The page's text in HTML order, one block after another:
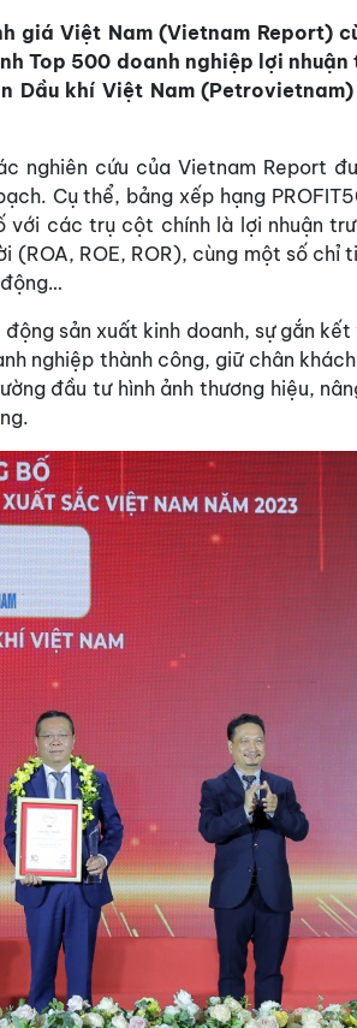
giá Việt Nam (Vietnam Report)
Top 500 doanh nghiệp lợi
Dầu khí Việt Nam
nghiên cứu của Vietnam Report
Cụ thể, bảng xếp hạng
với các trụ cột chính là lợi nhuận
(ROA, ROE, ROR), cùng một số chỉ
sản xuất kinh doanh, sự gắn kết
nghiệp thành công, giữ chân
đầu tư hình ảnh thương hiệu,